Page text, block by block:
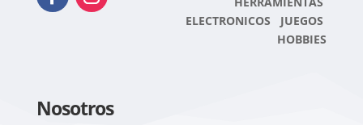
ELECTRONICOS JUEGOS
HOBBIES
Nosotros